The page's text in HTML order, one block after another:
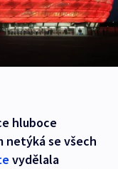
hluboce
netýká se všech
vydělala